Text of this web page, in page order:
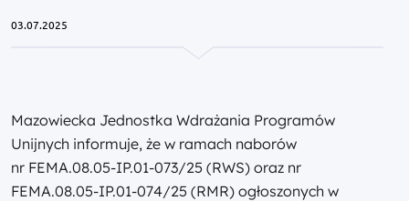
03.07.2025
Mazowiecka Jednostka Wdrażania Programów
Unijnych informuje, że w ramach naborów
nr FEMA.08.05-IP.01-073/25 (RWS) oraz nr
FEMA.08.05-IP.01-074/25 (RMR) ogłoszonych w